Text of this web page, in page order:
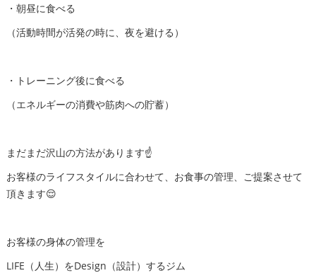
・朝昼に食べる
（活動時間が活発の時に、夜を避ける）
・トレーニング後に食べる
（エネルギーの消費や筋肉への貯蓄）
まだまだ沢山の方法があります☝️
お客様のライフスタイルに合わせて、お食事の管理、ご提案させて
頂きます😌
お客様の身体の管理を
LIFE（人生）をDesign（設計）するジム